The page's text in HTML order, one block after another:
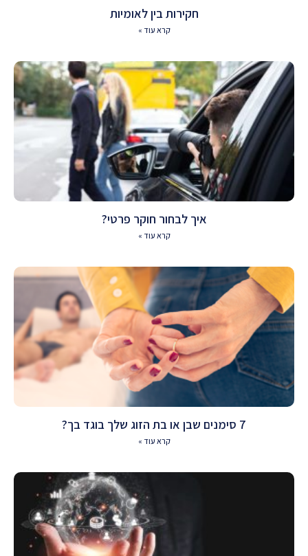
חקירות בין לאומיות
קרא עוד »
איך לבחור חוקר פרטי?
קרא עוד »
7 סימנים שבן או בת הזוג שלך בוגד בך?
קרא עוד »